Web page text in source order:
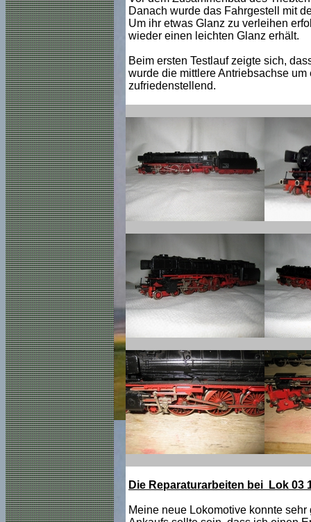
Danach wurde das Fahrgestell mit
Um ihr etwas Glanz zu verleihen
wieder einen leichten Glanz erhält.
Beim ersten Testlauf zeigte sich,
wurde die mittlere Antriebsachse
zufriedenstellend.
Die Reparaturarbeiten bei Lok 03
Meine neue Lokomotive konnte